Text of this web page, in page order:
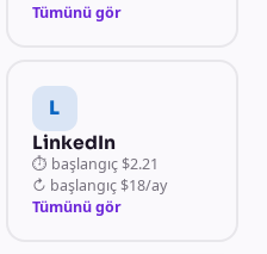
Tümünü gör
L
LinkedIn
⏱ başlangıç $2.21
↻ başlangıç $18/ay
Tümünü gör